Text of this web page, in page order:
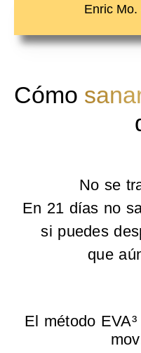
contenido
Enric
Cómo
No se
En 21 días no
si puedes
que
El método